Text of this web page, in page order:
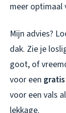
meer
Mijn advies?
dak. Zie je
goot, of
voor een
voor een vals
lekkage.